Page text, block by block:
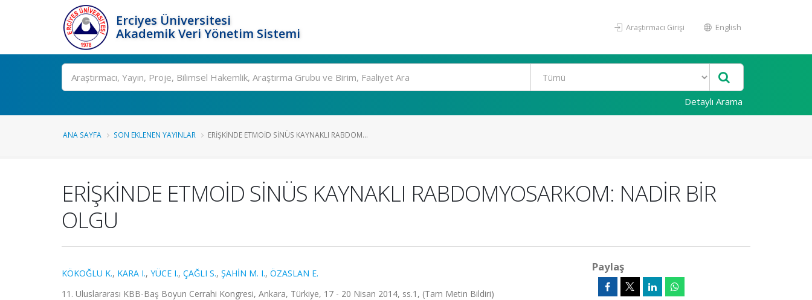
Erciyes Üniversitesi
Akademik Veri Yönetim Sistemi
Araştırmacı Girişi English
Ara
Detaylı Arama
ANA SAYFA SON EKLENEN YAYINLAR ERİŞKİNDE ETMOİD SİNÜS KAYNAKLI RABDOM...
ERİŞKİNDE ETMOİD SİNÜS KAYNAKLI RABDOMYOSARKOM: NADİR BİR
OLGU
KÖKOĞLU K., KARA I., YÜCE I., ÇAĞLI S., ŞAHİN M. I., ÖZASLAN E.
11. Uluslararası KBB-Baş Boyun Cerrahi Kongresi, Ankara, Türkiye, 17 - 20 Nisan 2014, ss.1, (Tam Metin Bildiri)
Paylaş